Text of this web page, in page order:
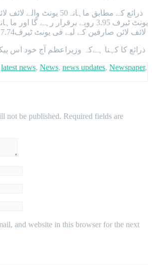
ذرائع کے مطابق ماہانہ50
لائف لائن صارفین کے لیے فی یونٹ ٹیرف7.74 روپے برقرار رہے گا۔
ذرائع کا کہنا ہےکہ وزیراعظم آج خود اس
latest news, News, news updates, Newspaper,
not be published. Required fields are
and website in this browser for the next